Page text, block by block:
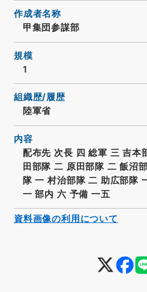
作成者名称
甲集団参謀部
規模
1
組織歴/履歴
陸軍省
内容
配布先 次長 四 総軍 三 吉本
田部隊 二 原田部隊 二 飯沼
隊 一 村治部隊 二 助広部隊
一 部内 六 予備 一五
資料画像の利用について